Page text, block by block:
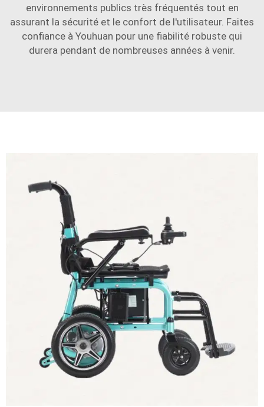
environnements publics très fréquentés tout en
assurant la sécurité et le confort de l'utilisateur. Faites
confiance à Youhuan pour une fiabilité robuste qui
durera pendant de nombreuses années à venir.